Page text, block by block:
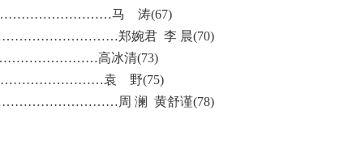
马 涛(67)
郑婉君 李 晨(70)
高冰清(73)
袁 野(75)
周 澜 黄舒谨(78)